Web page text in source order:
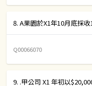
8. A果園於X1年10月底採
Q00066070
9. .甲公司 X1 年初以